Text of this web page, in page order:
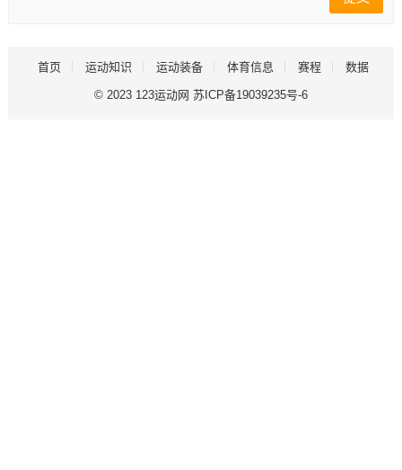
首页 运动知识 运动装备 体育信息 赛程 数据
© 2023 123运动网 苏ICP备19039235号-6